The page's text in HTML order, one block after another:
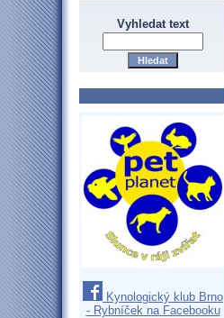
Vyhledat text
Kynologický klub Brno
- Rybníček na Facebooku